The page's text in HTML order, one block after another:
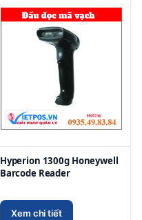
Hyperion 1300g Honeywell
Barcode Reader
Xem chi tiết